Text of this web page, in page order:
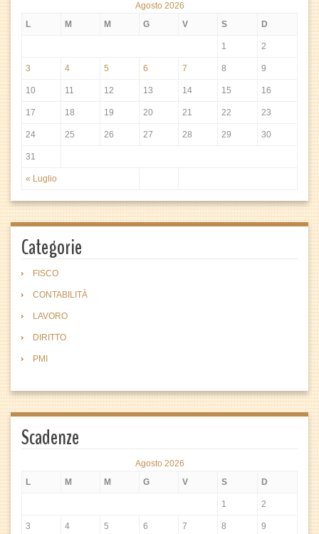
Agosto 2026
L
M M G V S D
« Luglio
1 2
3 4 5 6 7 8 9
10 11 12 13 14 15 16
17 18 19 20 21 22 23
24 25 26 27 28 29 30
31
Categorie
FISCO
CONTABILITÀ
LAVORO
DIRITTO
PMI
Scadenze
Agosto 2026
L
M M G V S D
1 2
3 4 5 6 7 8 9